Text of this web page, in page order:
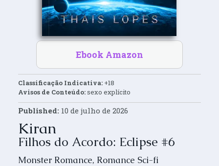
Ebook Amazon
Classificação Indicativa:+18
Avisos de Conteúdo:sexo explícito
Published: 10 de julho de 2026
Kiran
Filhos do Acordo: Eclipse #6
Monster Romance, Romance Sci-fi